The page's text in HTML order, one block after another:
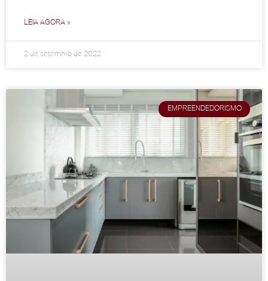
LEIA AGORA »
2 de setembro de 2022
EMPREENDEDORISMO